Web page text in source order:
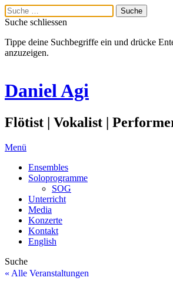
Suche schliessen
Tippe deine Suchbegriffe ein und drücke
anzuzeigen.
Daniel Agi
Flötist | Vokalist |
Menü
Ensembles
Soloprogramme
SOG
Unterricht
Media
Konzerte
Kontakt
English
Suche
« Alle Veranstaltungen